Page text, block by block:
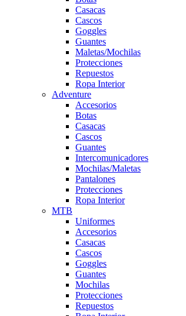
Casacas
Cascos
Goggles
Guantes
Maletas/Mochilas
Protecciones
Repuestos
Ropa Interior
Adventure
Accesorios
Botas
Casacas
Cascos
Guantes
Intercomunicadores
Mochilas/Maletas
Pantalones
Protecciones
Ropa Interior
MTB
Uniformes
Accesorios
Casacas
Cascos
Goggles
Guantes
Mochilas
Protecciones
Repuestos